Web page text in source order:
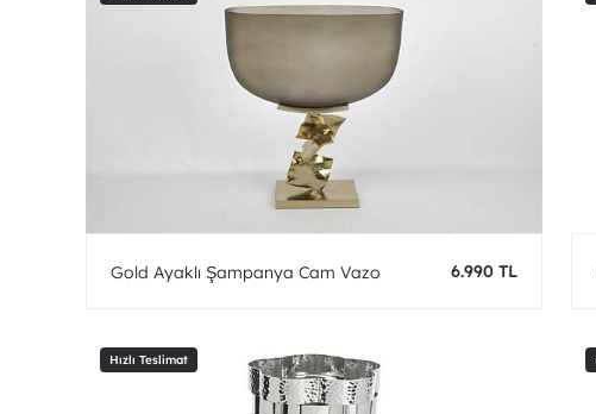
Gold Ayaklı Şampanya Cam Vazo 6.990 TL